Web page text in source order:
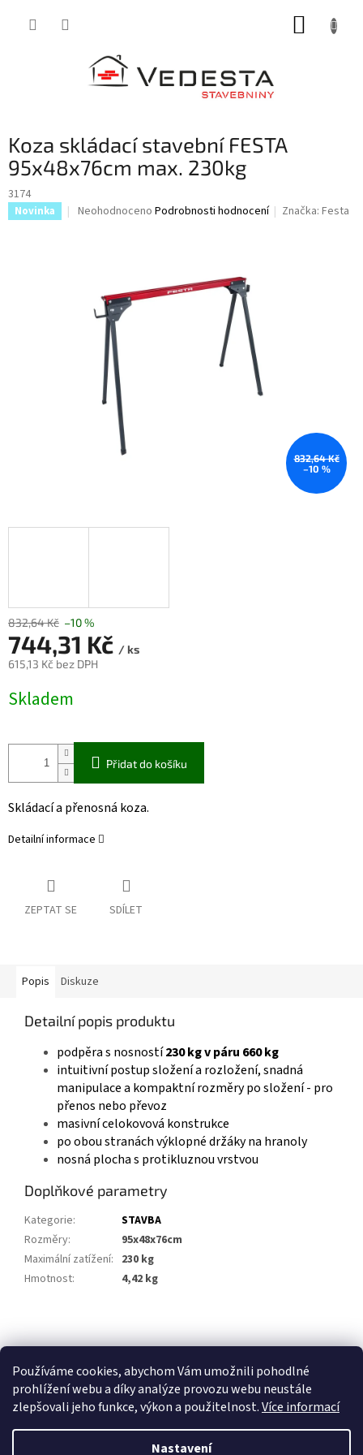
Používáme cookies, abychom Vám umožnili pohodlné
prohlížení webu a díky analýze provozu webu neustále
zlepšovali jeho funkce, výkon a použitelnost.Více informací
Nastavení
Koza skládací stavební FESTA
95x48x76cm max. 230kg
3174
Novinka
Průměrné
hvězdiček.
Neohodnoceno Podrobnosti hodnocení Značka:Festa
832,64 Kč
–10 %
832,64 Kč –10 %
744,31 Kč / ks
615,13 Kč bez DPH
cena:
Skladem
Přidat do košíku
Skládací a přenosná koza.
Detailní informace
ZEPTAT SE SDÍLET
Popis Diskuze
Detailní popis produktu
podpěra s nosností230 kg v páru 660 kg
intuitivní postup složení a rozložení, snadná
manipulace a kompaktní rozměry po složení - pro
přenos nebo převoz
masivní celokovová konstrukce
po obou stranách výklopné držáky na hranoly
nosná plocha s protikluznou vrstvou
Doplňkové parametry
Kategorie:
STAVBA
Rozměry:
95x48x76cm
Maximální zatížení: 230 kg
Hmotnost: 4,42 kg
á